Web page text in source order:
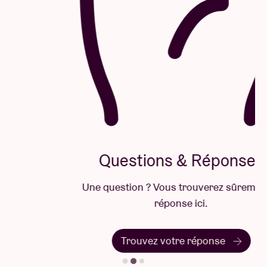
Questions & Réponses
Une question ? Vous trouverez sûrement la
réponse ici.
Trouvez votre réponse